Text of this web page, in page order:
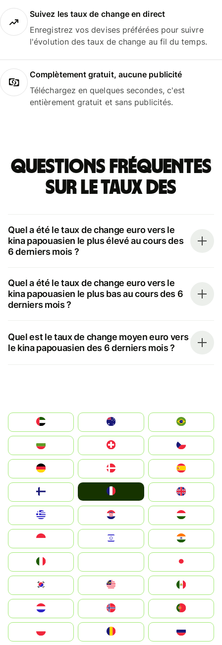
Suivez les taux de change en direct
Enregistrez vos devises préférées pour suivre
l'évolution des taux de change au fil du temps.
Complètement gratuit, aucune publicité
Téléchargez en quelques secondes, c'est
entièrement gratuit et sans publicités.
Questions fréquentes
sur le taux des
Quel a été le taux de change euro vers le
kina papouasien le plus élevé au cours des
6 derniers mois ?
Quel a été le taux de change euro vers le
kina papouasien le plus bas au cours des 6
derniers mois ?
Quel est le taux de change moyen euro vers
le kina papouasien des 6 derniers mois ?
الإمارات العربية المتحدة
Switzerland
Deutschland
United Kingdom
Magyarország
South Korea